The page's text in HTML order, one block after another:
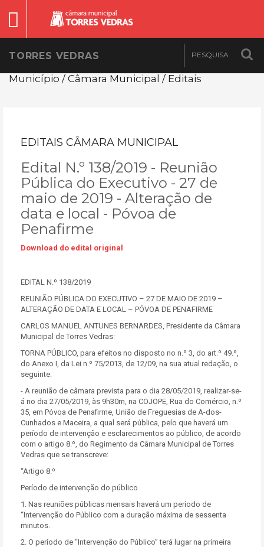
TORRES VEDRAS
Município / Câmara Municipal / Editais
EDITAIS CÂMARA MUNICIPAL
Edital N.º 138/2019 - Reunião
Pública do Executivo - 27 de
maio de 2019 - Alteração de
data e local - Póvoa de
Penafirme
Download do edital original
EDITAL N.º 138/2019
REUNIÃO PÚBLICA DO EXECUTIVO – 27 DE MAIO DE 2019 –
ALTERAÇÃO DE DATA E LOCAL – PÓVOA DE PENAFIRME
CARLOS MANUEL ANTUNES BERNARDES, Presidente da Câmara
Municipal de Torres Vedras:
TORNA PÚBLICO, para efeitos no disposto no n.º 3, do art.º 49.º,
do Anexo I, da Lei n.º 75/2013, de 12/09, na sua atual redação, o
seguinte:
- A reunião de câmara prevista para o dia 28/05/2019, realizar-se-
á no dia 27/05/2019, às 9h30m, na COJOPE, Rua do Comércio, n.º
35, em Póvoa de Penafirme, União de Freguesias de A-dos-
Cunhados e Maceira, a qual será pública, pelo que haverá um
período de intervenção e esclarecimentos ao público, de acordo
com o artigo 8.º, do Regimento da Câmara Municipal de Torres
Vedras que se transcreve:
“Artigo 8.º
Período de intervenção do público
1. Nas reuniões públicas mensais haverá um período de
“Intervenção do Público com a duração máxima de sessenta
minutos.
2. O período de “Intervenção do Público” terá lugar na primeira